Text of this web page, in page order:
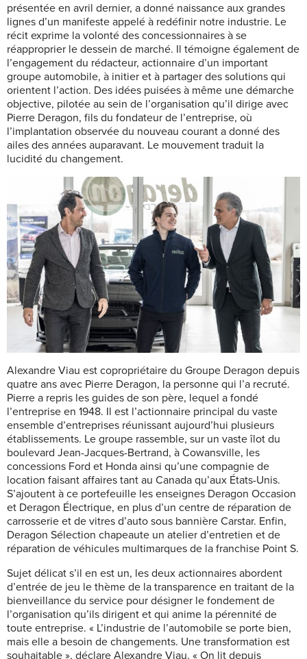
présentée en avril dernier, a donné naissance aux grandes
lignes d’un manifeste appelé à redéfinir notre industrie. Le
récit exprime la volonté des concessionnaires à se
réapproprier le dessein de marché. Il témoigne également de
l’engagement du rédacteur, actionnaire d’un important
groupe automobile, à initier et à partager des solutions qui
orientent l’action. Des idées puisées à même une démarche
objective, pilotée au sein de l’organisation qu’il dirige avec
Pierre Deragon, fils du fondateur de l’entreprise, où
l’implantation observée du nouveau courant a donné des
ailes des années auparavant. Le mouvement traduit la
lucidité du changement.
Alexandre Viau est copropriétaire du Groupe Deragon depuis
quatre ans avec Pierre Deragon, la personne qui l’a recruté.
Pierre a repris les guides de son père, lequel a fondé
l’entreprise en 1948. Il est l’actionnaire principal du vaste
ensemble d’entreprises réunissant aujourd’hui plusieurs
établissements. Le groupe rassemble, sur un vaste îlot du
boulevard Jean-Jacques-Bertrand, à Cowansville, les
concessions Ford et Honda ainsi qu’une compagnie de
location faisant affaires tant au Canada qu’aux États-Unis.
S’ajoutent à ce portefeuille les enseignes Deragon Occasion
et Deragon Électrique, en plus d’un centre de réparation de
carrosserie et de vitres d’auto sous bannière Carstar. Enfin,
Deragon Sélection chapeaute un atelier d’entretien et de
réparation de véhicules multimarques de la franchise Point S.
Sujet délicat s’il en est un, les deux actionnaires abordent
d’entrée de jeu le thème de la transparence en traitant de la
bienveillance du service pour désigner le fondement de
l’organisation qu’ils dirigent et qui anime la pérennité de
toute entreprise. « L’industrie de l’automobile se porte bien,
mais elle a besoin de changements. Une transformation est
souhaitable », déclare Alexandre Viau. « On lit depuis